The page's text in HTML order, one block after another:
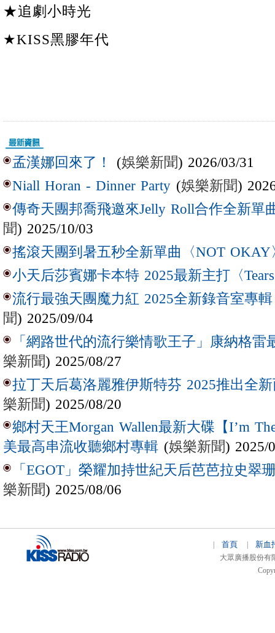
★追劇小時光
★KISS黑膠年代
孟漢娜回來了！ (娛樂新聞) 2026/03/31
Niall Horan - Dinner Party (娛樂新聞)
傳奇天團邦喬飛邀來Jelly Roll合作全新單
聞) 2025/10/03
搖滾天團到暑五秒全新單曲〈NOT OKAY
小天后莎賓娜卡本特 2025最新主打〈
流行最強天團魔力紅 2025全新錄音室專
聞) 2025/09/04
「網路世代的流行樂情歌王子」康納格雷
樂新聞) 2025/08/27
拉丁天后葛洛麗雅伊斯特芬 2025推出全新
樂新聞) 2025/08/20
鄉村天王Morgan Wallen最新大碟【I’m
美最高串流收聽鄉村專輯 (娛樂新聞) 2025/
「EGOT」榮耀加持世紀天后芭芭拉史翠
樂新聞) 2025/08/06
首頁 新血
大眾廣播股份有